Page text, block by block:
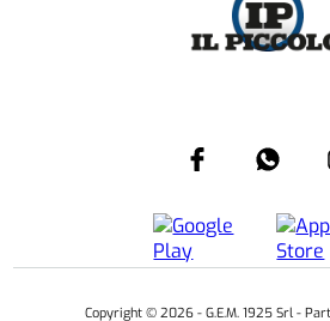
Copyright © 2026 - G.E.M. 1925 Srl -